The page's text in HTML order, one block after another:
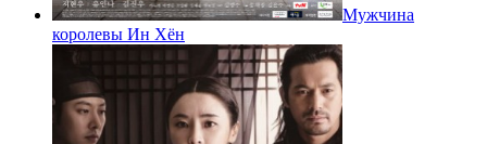
Мужчина
королевы Ин Хён